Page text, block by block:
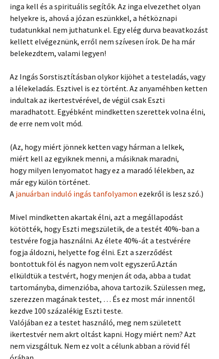
inga kell és a spirituális segítők. Az inga elvezethet olyan
helyekre is, ahová a józan eszünkkel, a hétköznapi
tudatunkkal nem juthatunk el. Egy elég durva beavatkozást
kellett elvégeznünk, erről nem szívesen írok. De ha már
belekezdtem, valami legyen!
Az Ingás Sorstisztításban olykor kijöhet a testeladás, vagy
a lélekeladás. Esztivel is ez történt. Az anyaméhben ketten
indultak az ikertestvérével, de végül csak Eszti
maradhatott. Egyébként mindketten szerettek volna élni,
de erre nem volt mód.
(Az, hogy miért jönnek ketten vagy hárman a lelkek,
miért kell az egyiknek menni, a másiknak maradni,
hogy milyen lenyomatot hagy ez a maradó lélekben, az
már egy külön történet.
A januárban induló ingás tanfolyamon ezekről is lesz szó.)
Mivel mindketten akartak élni, azt a megállapodást
kötötték, hogy Eszti megszületik, de a testét 40%-ban a
testvére fogja használni. Az élete 40%-át a testvérére
fogja áldozni, helyette fog élni. Ezt a szerződést
bontottuk föl és nagyon nem volt egyszerű.Aztán
elküldtük a testvért, hogy menjen át oda, abba a tudat
tartományba, dimenzióba, ahova tartozik. Szülessen meg,
szerezzen magának testet, … És ez most már innentől
kezdve 100 százalékig Eszti teste.
Valójában ez a testet használó, meg nem született
ikertestvér nem akrt oltást kapni. Hogy miért nem? Azt
nem vizsgáltuk. Nem ez volt a célunk abban a rövid fél